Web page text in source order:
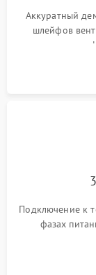
Аккуратный
шлейфов
кристалла
памяти и
Подключение к
фазах